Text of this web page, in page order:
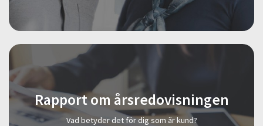
Rapport om årsredovisningen
Vad betyder det för dig som är kund?